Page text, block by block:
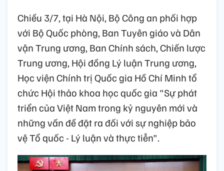
Chiều 3/7, tại Hà Nội, Bộ Công an phối hợp
với Bộ Quốc phòng, Ban Tuyên giáo và Dân
vận Trung ương, Ban Chính sách, Chiến lược
Trung ương, Hội đồng Lý luận Trung ương,
Học viện Chính trị Quốc gia Hồ Chí Minh tổ
chức Hội thảo khoa học quốc gia "Sự phát
triển của Việt Nam trong kỷ nguyên mới và
những vấn đề đặt ra đối với sự nghiệp bảo
vệ Tổ quốc - Lý luận và thực tiễn".